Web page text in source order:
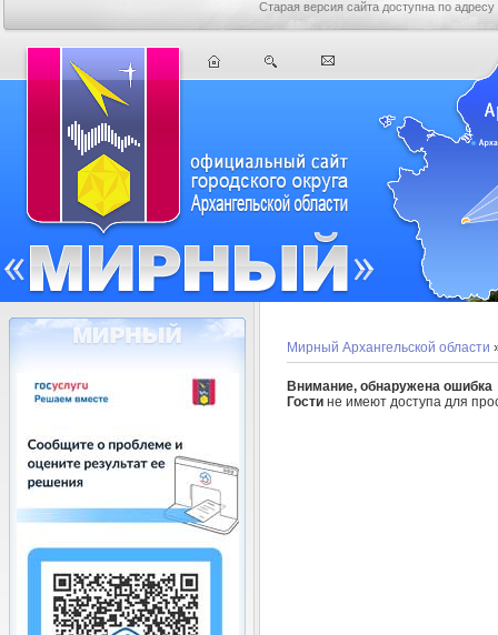
Старая версия сайта доступна по адресу
Мирный Архангельской области
Внимание, обнаружена ошибка
Гости не имеют доступа для